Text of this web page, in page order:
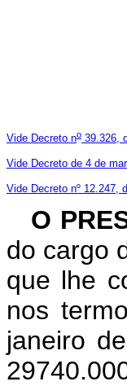
Vide Decreto no 39.326,
Vide Decreto de 4 de
Vide Decreto nº 12.247,
O
do cargo
que lhe
nos
janeiro